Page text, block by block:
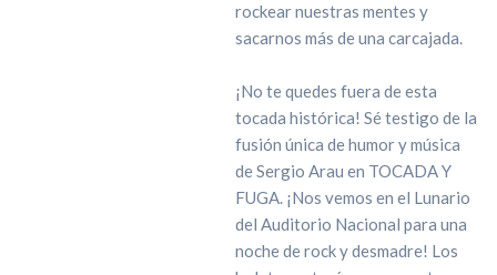
rockear nuestras mentes y
sacarnos más de una carcajada.
¡No te quedes fuera de esta
tocada histórica! Sé testigo de la
fusión única de humor y música
de Sergio Arau en TOCADA Y
FUGA. ¡Nos vemos en el Lunario
del Auditorio Nacional para una
noche de rock y desmadre! Los